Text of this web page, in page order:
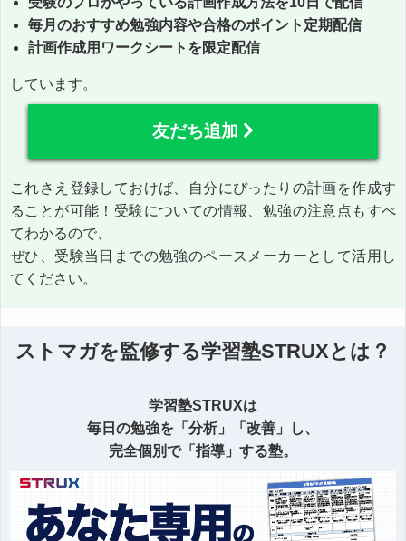
毎月のおすすめ勉強内容や合格のポイント定期配信
計画作成用ワークシートを限定配信
しています。
友だち追加
これさえ登録しておけば、自分にぴったりの計画を作成す
ることが可能！受験についての情報、勉強の注意点もすべ
てわかるので、
ぜひ、受験当日までの勉強のペースメーカーとして活用し
てください。
ストマガを監修する学習塾STRUXとは？
学習塾STRUXは
毎日の勉強を「分析」「改善」し、
完全個別で「指導」する塾。